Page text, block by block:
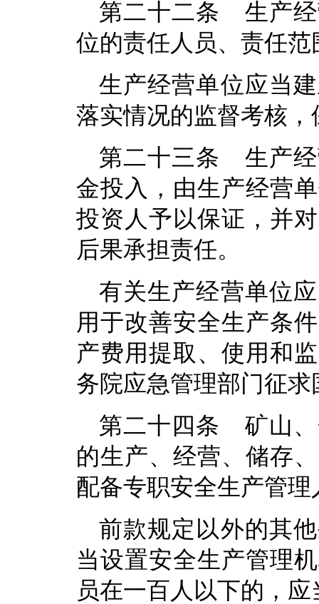
第二十二条 生产经
位的责任人员、责任
生产经营单位应当
落实情况的监督考核
第二十三条 生产经
金投入，由生产经营
投资人予以保证，并
后果承担责任。
有关生产经营单位
用于改善安全生产条
产费用提取、使用和
务院应急管理部门征
第二十四条 矿山、
的生产、经营、储存
配备专职安全生产管理
前款规定以外的其
当设置安全生产管理
员在一百人以下的，